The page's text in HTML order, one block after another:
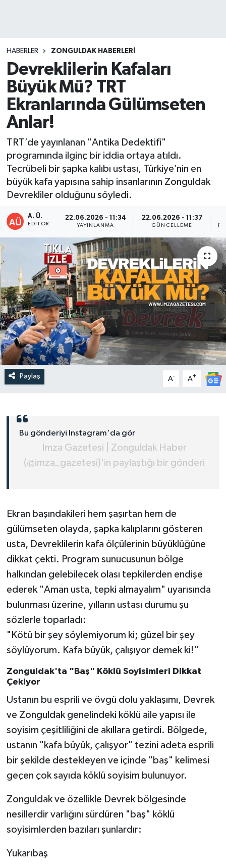
HABERLER ZONGULDAK HABERLERI
Devreklilerin Kafaları
Büyük Mü? TRT
Ekranlarında Gülümseten
Anlar!
TRT’de yayınlanan "Antika Dedektifi"
programında ilginç bir iddia ortaya atıldı.
Tecrübeli bir şapka kalıbı ustası, Türkiye’nin en
büyük kafa yapısına sahip insanlarının Zonguldak
Devrekliler olduğunu söyledi.
A. Ü.
EDITÖR
22.06.2026 - 11:34
YAYINLANMA
22.06.2026 - 11:37
GÜNCELLEME
Paylaş A- A+
Bu gönderiyi Instagram'da gör
İmza Gazetesi | Zonguldak Haber
(@imza_gazetesi)'in paylaştığı bir gönderi
Ekran başındakileri hem şaşırtan hem de
gülümseten olayda, şapka kalıplarını gösteren
usta, Devreklilerin kafa ölçülerinin büyüklüğüne
dikkat çekti. Program sunucusunun bölge
halkından gelebilecek olası tepkilerden endişe
ederek "Aman usta, tepki almayalım" uyarısında
bulunması üzerine, yılların ustası durumu şu
sözlerle toparladı:
"Kötü bir şey söylemiyorum ki; güzel bir şey
söylüyorum. Kafa büyük, çalışıyor demek ki!"
Zonguldak'ta "Baş" Köklü Soyisimleri Dikkat
Çekiyor
Ustanın bu esprili ve övgü dolu yaklaşımı, Devrek
ve Zonguldak genelindeki köklü aile yapısı ile
soyisim çeşitliliğini de akıllara getirdi. Bölgede,
ustanın "kafa büyük, çalışyor" tezini adeta esprili
bir şekilde destekleyen ve içinde "baş" kelimesi
geçen çok sayıda köklü soyisim bulunuyor.
Zonguldak ve özellikle Devrek bölgesinde
nesillerdir varlığını sürdüren "baş" köklü
soyisimlerden bazıları şunlardır:
Yukarıbaş
EREĞLİ
GÖKÇEBEY
KARABÜK
KASTAMONU